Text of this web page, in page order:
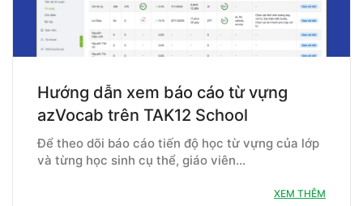
Hướng dẫn xem báo cáo từ vựng
azVocab trên TAK12 School
Để theo dõi báo cáo tiến độ học từ vựng của lớp
và từng học sinh cụ thể, giáo viên…
XEM THÊM